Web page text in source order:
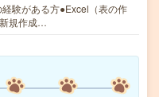
験がある方●Excel（表の作
規作成…